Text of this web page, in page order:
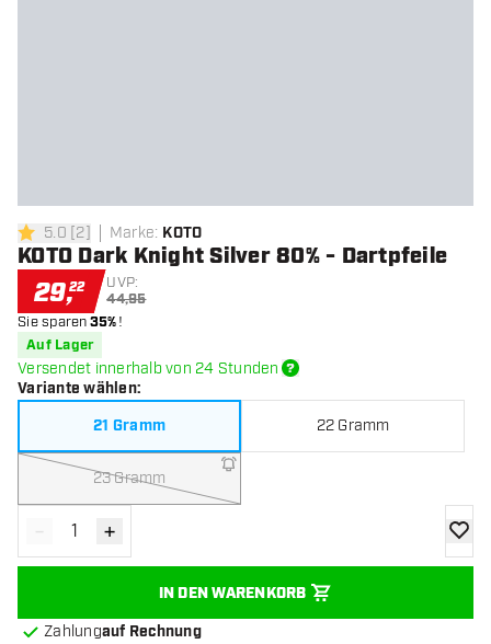
5 Bewertungssterne
5.0 [2] Marke: KOTO
KOTO Dark Knight Silver 80% - Dartpfeile
29,22 UVP:
44,95
Sie sparen35%!
Auf Lager
Versendet innerhalb von 24 Stunden
Variante wählen:
21 Gramm
22 Gramm
23 Gramm
Menge verringern
- Menge erhöhen
+
IN DEN WARENKORB
Zur
Zahlungauf Rechnung